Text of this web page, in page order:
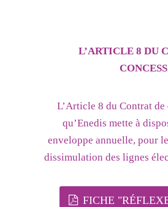
L’ARTICLE 8 DU
L’Article 8 du Contrat
qu’Enedis mette à
enveloppe annuelle, pour
dissimulation des lignes
FICHE